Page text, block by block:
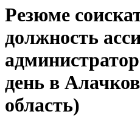
Резюме
должность
день в
область)